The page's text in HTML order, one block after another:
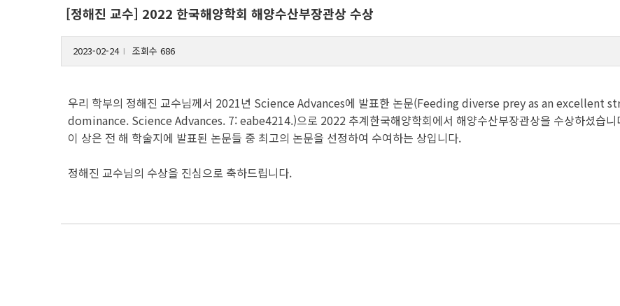
[정해진 교수] 2022 한국해양학회 해양수산부장관상 수상
2023-02-24 조회수 686
우리 학부의 정해진 교수님께서 2021년 Science Advances에 발표한 논문(Feeding diverse prey as an
dominance. Science Advances. 7: eabe4214.)으로 2022 추계한국해양학회에서 해양수산부장관상을 수상하셨습니
이 상은 전 해 학술지에 발표된 논문들 중 최고의 논문을 선정하여 수여하는 상입니다.
정해진 교수님의 수상을 진심으로 축하드립니다.